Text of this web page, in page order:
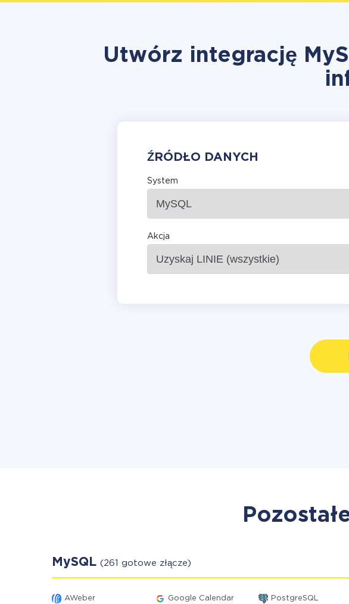
Utwórz integrację
ŹRÓDŁO DANYCH
System
Akcja
MySQL (261 gotowe złącze)
AWeber Google Calendar PostgreSQL